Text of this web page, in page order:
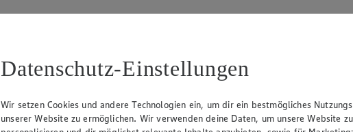
Datenschutz-Einstellungen
Wir setzen Cookies und andere Technologien ein, um dir ein bestmögliches
unserer Website zu ermöglichen. Wir verwenden deine Daten, um unsere Website zu